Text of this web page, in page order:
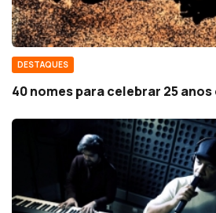
DESTAQUES
40 nomes para celebrar 25 anos